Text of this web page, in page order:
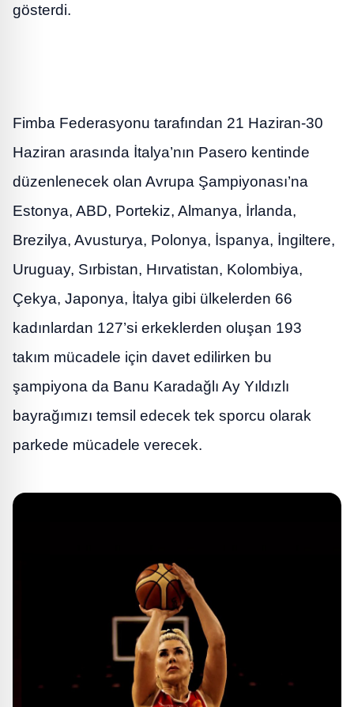
gösterdi.
Fimba Federasyonu tarafından 21 Haziran-30
Haziran arasında İtalya’nın Pasero kentinde
düzenlenecek olan Avrupa Şampiyonası’na
Estonya, ABD, Portekiz, Almanya, İrlanda,
Brezilya, Avusturya, Polonya, İspanya, İngiltere,
Uruguay, Sırbistan, Hırvatistan, Kolombiya,
Çekya, Japonya, İtalya gibi ülkelerden 66
kadınlardan 127’si erkeklerden oluşan 193
takım mücadele için davet edilirken bu
şampiyona da Banu Karadağlı Ay Yıldızlı
bayrağımızı temsil edecek tek sporcu olarak
parkede mücadele verecek.